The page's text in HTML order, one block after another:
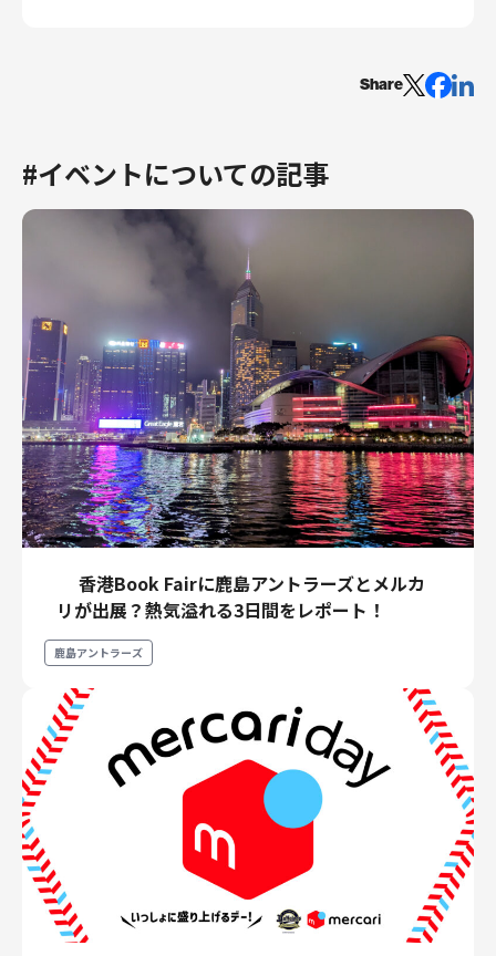
Share
#イベントについての記事
香港Book Fairに鹿島アントラーズとメルカ
リが出展？熱気溢れる3日間をレポート！
鹿島アントラーズ